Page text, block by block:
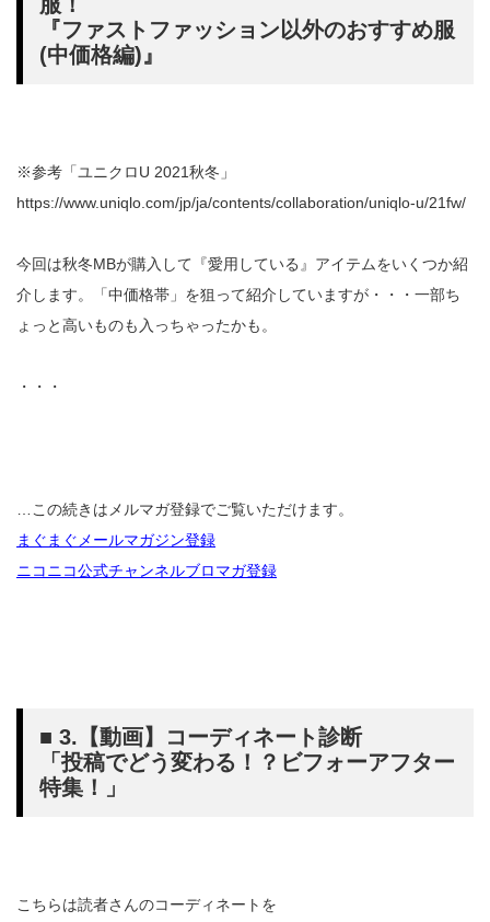
『ファストファッション以外のおすすめ服
(中価格編)』
※参考「ユニクロU 2021秋冬」
https://www.uniqlo.com/jp/ja/contents/collaboration/uniqlo-u/21fw/
今回は秋冬MBが購入して『愛用している』アイテムをいくつか紹
介します。「中価格帯」を狙って紹介していますが・・・一部ち
ょっと高いものも入っちゃったかも。
・・・
…この続きはメルマガ登録でご覧いただけます。
まぐまぐメールマガジン登録
ニコニコ公式チャンネルブロマガ登録
■ 3.【動画】コーディネート診断
「投稿でどう変わる！？ビフォーアフター
特集！」
こちらは読者さんのコーディネートを